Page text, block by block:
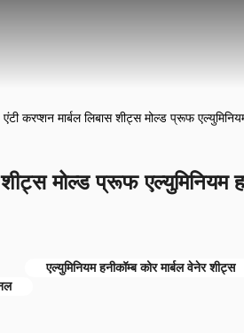
एंटी करप्शन मार्बल लिबास शीट्स मोल्ड प्रूफ
मोल्ड प्रूफ एल्युमिनियम
एल्युमिनियम हनीकॉम्ब कोर मार्बल वेनेर शीट्स